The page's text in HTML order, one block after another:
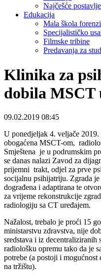
Najčešće
Edukacija
Mala škola
Specijalističko
Filmske tribine
Predavanja za
Klinika za
dobila MSCT
09.02.2019 08:45
U ponedjeljak 4. veljače
obogaćena MSCT-om,
Smještena je u podrumskim
se danas nalazi Zavod za
prijemni trakt, odjel za prve
socijalnu psihijatriju. Zgrada
dograđena i adaptirana te
za vrijeme rekonstrukcije
radiologiju sa CT uređajem.
Nažalost, trebalo je proći 15
ministarstvu zdravstva, nije
sredstava i iz decentraliziranih
radiološku opremu tako da je
potrebe (a postoji i
na tržištu).